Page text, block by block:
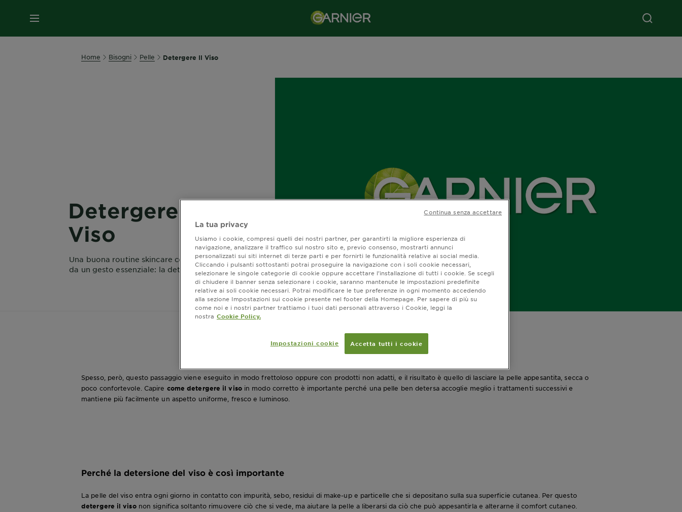
MENU
Home Bisogni Pelle Detergere Il Viso
Detergere Il
Viso
Una buona routine skincare comincia sempre
da un gesto essenziale: la detersione.
Spesso, però, questo passaggio viene eseguito in modo frettoloso oppure con prodotti non adatti, e il risultato è quello di lasciare la pelle appesantita, secca o
poco confortevole. Capire come detergere il visoin modo corretto è importante perché una pelle ben detersa accoglie meglio i trattamenti successivi e
mantiene più facilmente un aspetto uniforme, fresco e luminoso.
Perché la detersione del viso è così importante
La pelle del viso entra ogni giorno in contatto con impurità, sebo, residui di make-up e particelle che si depositano sulla sua superficie cutanea. Per questo
detergere il visonon significa soltanto rimuovere ciò che si vede, ma aiutare la pelle a liberarsi da ciò che può appesantirla e alterarne il comfort cutaneo.
La tua privacy
Usiamo i cookie, compresi quelli dei nostri partner, per garantirti la migliore esperienza di
navigazione, analizzare il traffico sul nostro sito e, previo consenso, mostrarti annunci
personalizzati sui siti internet di terze parti e per fornirti le funzionalità relative ai social media.
Cliccando i pulsanti sottostanti potrai proseguire la navigazione con i soli cookie necessari,
selezionare le singole categorie di cookie oppure accettare l’installazione di tutti i cookie. Se scegli
di chiudere il banner senza selezionare i cookie, saranno mantenute le impostazioni predefinite
relative ai soli cookie necessari. Potrai modificare le tue preferenze in ogni momento accedendo
alla sezione Impostazioni sui cookie presente nel footer della Homepage. Per sapere di più su
come noi e i nostri partner trattiamo i tuoi dati personali attraverso i Cookie, leggi la
nostra Cookie Policy.
Impostazioni cookie Accetta tutti i cookie
Continua senza accettare